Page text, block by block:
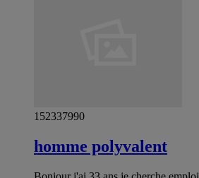
152337990
homme polyvalent